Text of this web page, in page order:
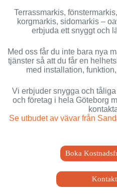
Terrassmarkis,
korgmarkis, sidomarkis –
erbjuda ett snyggt och
Med oss får du inte bara nya
tjänster så att du får en
med installation,
Vi erbjuder snygga och
och företag i hela Göteborg
Se utbudet av vävar från
Boka